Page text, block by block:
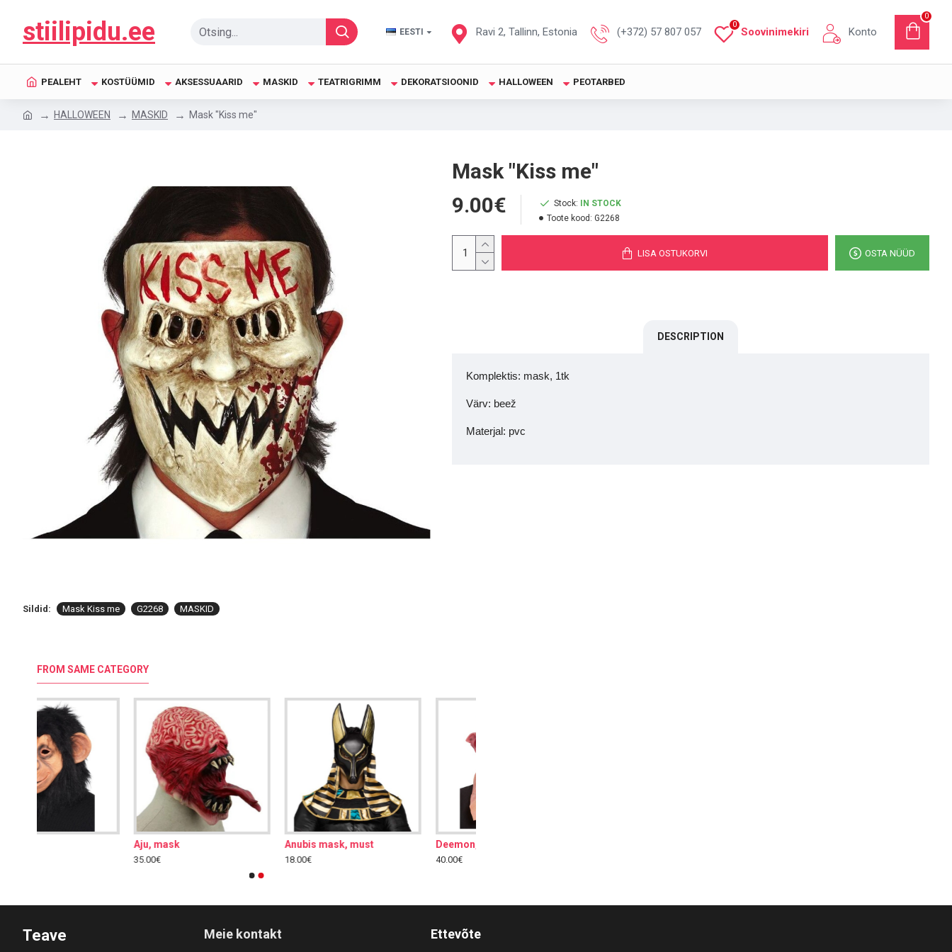
stiilipidu.ee EESTI Ravi 2, Tallinn, Estonia (+372) 57 807 057 Soovinimekiri
0
Konto
0
PEALEHT KOSTÜÜMID AKSESSUAARID MASKID TEATRIGRIMM DEKORATSIOONID HALLOWEEN PEOTARBED
HALLOWEEN MASKID Mask "Kiss me"
Mask "Kiss me"
9.00€
Stock:
IN STOCK
Toote kood: G2268
LISA OSTUKORVI OSTA NÜÜD
DESCRIPTION
Komplektis: mask, 1tk
Värv: beež
Materjal: pvc
Sildid: Mask Kiss me G2268 MASKID
FROM SAME CATEGORY
Anubis mask, must Deemon, mask
Teave Meie kontakt Ettevõte